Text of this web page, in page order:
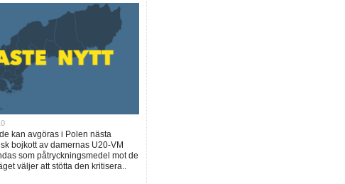
kan avgöras i Polen nästa
bojkott av damernas U20-VM
som påtryckningsmedel mot de
väljer att stötta den kritisera..